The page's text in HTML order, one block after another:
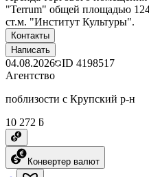
"Terrum" общей площадью
ст.м. "Институт Культуры".
Контакты
Написать
04.08.2026 ID 4198517
Агентство
поблизости с Крупский р-н
10 272 ƃ
Конвертер валют